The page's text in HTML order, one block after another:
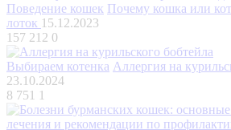
Поведение кошек Почему кошка или
лоток 15.12.2023
157 212 0
Выбираем котенка Аллергия на
23.10.2024
8 751 1